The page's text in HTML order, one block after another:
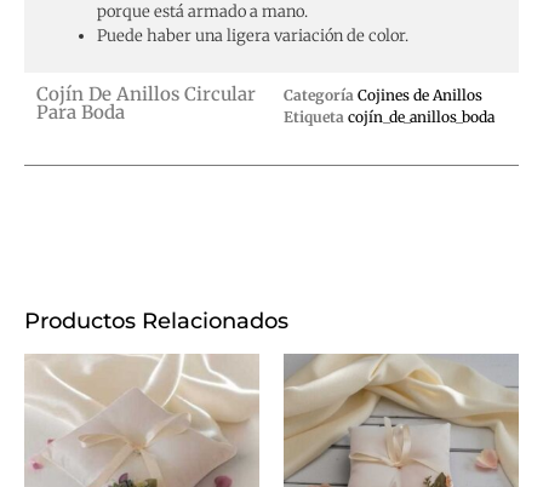
porque está armado a mano.
Puede haber una ligera variación de color.
Cojín De Anillos Circular
Para Boda
Categoría Cojines de Anillos
Etiqueta cojín_de_anillos_boda
Productos Relacionados